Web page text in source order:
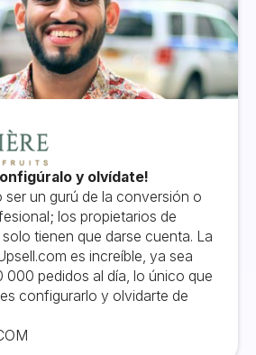
y olvídate!
ser un gurú de la conversión o
los propietarios de
tienen que darse cuenta. La
es increíble, ya sea
000 pedidos al día, lo único que
configurarlo y olvidarte de